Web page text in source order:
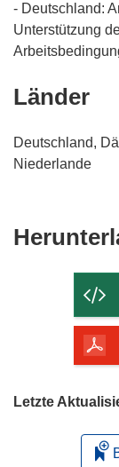
- Deutschland:
Unterstützung
Länder
Deutschland,
Niederlande
Letzte